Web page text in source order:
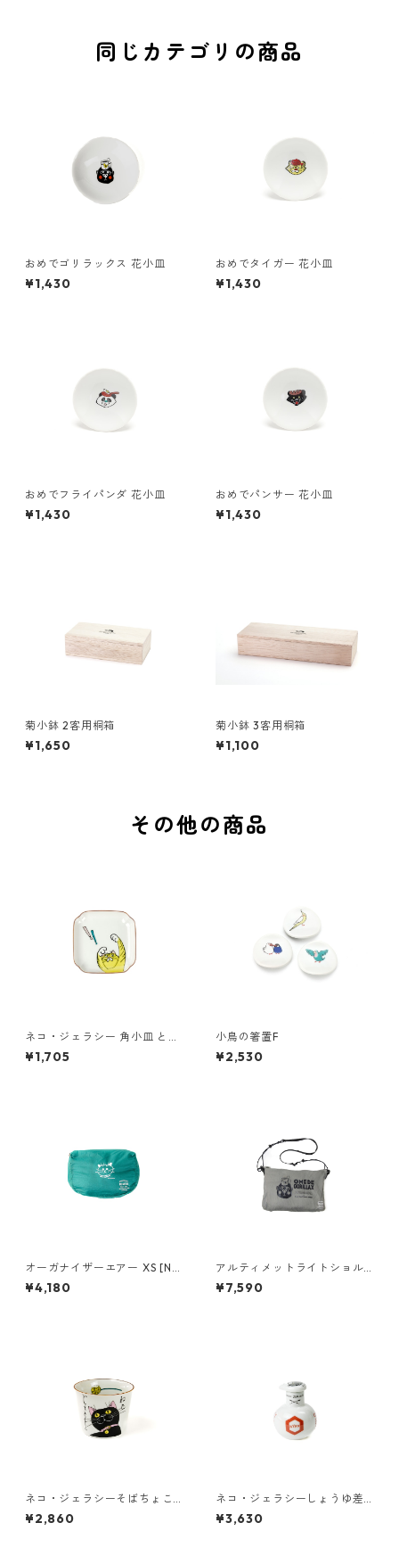
同じカテゴリの商品
おめでゴリラックス 花小皿
¥1,430
おめでタイガー 花小皿
¥1,430
おめでフライパンダ 花小皿
¥1,430
おめでパンサー 花小皿
¥1,430
菊小鉢 2客用桐箱
¥1,650
菊小鉢 3客用桐箱
¥1,100
その他の商品
ネコ・ジェラシー 角小皿 とら
ねこ
¥1,705
小鳥の箸置F
¥2,530
オーガナイザーエアー XS [NJ
ブルーグリーン]
¥4,180
アルティメットライトショル
ダーバッグ ミニ [KFP×おめで
ゴリラックス]
¥7,590
ネコ・ジェラシーそばちょこ
くろねこ
¥2,860
ネコ・ジェラシーしょうゆ差
し
¥3,630